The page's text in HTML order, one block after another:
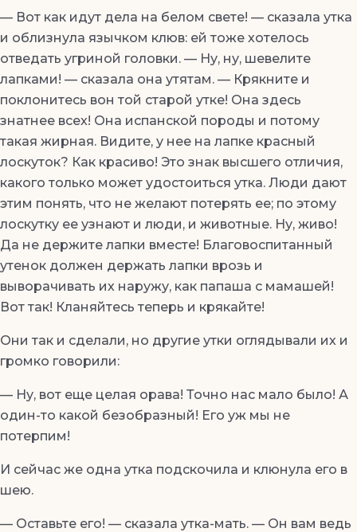
— Вот как идут дела на белом свете! — сказала утка
и облизнула язычком клюв: ей тоже хотелось
отведать угриной головки. — Ну, ну, шевелите
лапками! — сказала она утятам. — Крякните и
поклонитесь вон той старой утке! Она здесь
знатнее всех! Она испанской породы и потому
такая жирная. Видите, у нее на лапке красный
лоскуток? Как красиво! Это знак высшего отличия,
какого только может удостоиться утка. Люди дают
этим понять, что не желают потерять ее; по этому
лоскутку ее узнают и люди, и животные. Ну, живо!
Да не держите лапки вместе! Благовоспитанный
утенок должен держать лапки врозь и
выворачивать их наружу, как папаша с мамашей!
Вот так! Кланяйтесь теперь и крякайте!
Они так и сделали, но другие утки оглядывали их и
громко говорили:
— Ну, вот еще целая орава! Точно нас мало было! А
один-то какой безобразный! Его уж мы не
потерпим!
И сейчас же одна утка подскочила и клюнула его в
шею.
— Оставьте его! — сказала утка-мать. — Он вам ведь